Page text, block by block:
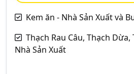
Kem ăn - Nhà Sản Xuất và
Thạch Rau Câu, Thạch
Nhà Sản Xuất